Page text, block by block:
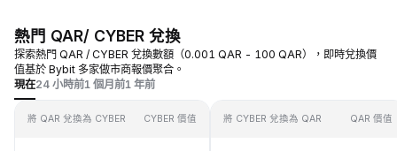
熱門 QAR/ CYBER 兌換
探索熱門 QAR / CYBER 兌換數額（0.001 QAR - 100 QAR），即時兌換價
值基於 Bybit 多家做市商報價聚合。
現在24 小時前1 個月前1 年前
將 QAR 兌換為 CYBER CYBER 價值 將 CYBER 兌換為 QAR QAR 價值